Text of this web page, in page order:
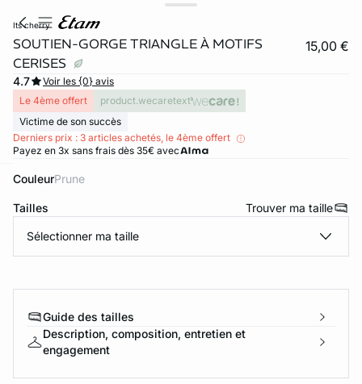
its cherry
SOUTIEN-GORGE TRIANGLE À MOTIFS
CERISES
15,00 €
4.7
Voir les {0} avis
Le 4ème offert
product.wecaretext
Victime de son succès
Derniers prix : 3 articles achetés, le 4ème offert
Payez en 3x sans frais dès 35€ avec
Couleur prune
Tailles Trouver ma taille
Sélectionner ma taille
Guide des tailles
Description, composition, entretien et
engagement